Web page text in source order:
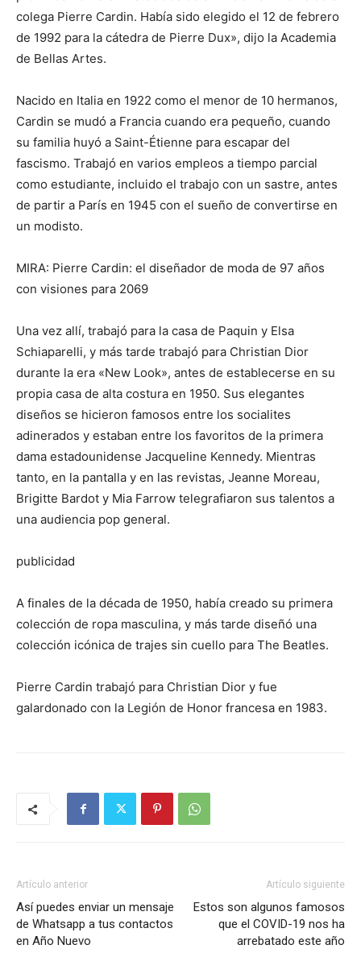
colega Pierre Cardin. Había sido elegido el 12 de febrero
de 1992 para la cátedra de Pierre Dux», dijo la Academia
de Bellas Artes.
Nacido en Italia en 1922 como el menor de 10 hermanos,
Cardin se mudó a Francia cuando era pequeño, cuando
su familia huyó a Saint-Étienne para escapar del
fascismo. Trabajó en varios empleos a tiempo parcial
como estudiante, incluido el trabajo con un sastre, antes
de partir a París en 1945 con el sueño de convertirse en
un modisto.
MIRA: Pierre Cardin: el diseñador de moda de 97 años
con visiones para 2069
Una vez allí, trabajó para la casa de Paquin y Elsa
Schiaparelli, y más tarde trabajó para Christian Dior
durante la era «New Look», antes de establecerse en su
propia casa de alta costura en 1950. Sus elegantes
diseños se hicieron famosos entre los socialites
adinerados y estaban entre los favoritos de la primera
dama estadounidense Jacqueline Kennedy. Mientras
tanto, en la pantalla y en las revistas, Jeanne Moreau,
Brigitte Bardot y Mia Farrow telegrafiaron sus talentos a
una audiencia pop general.
publicidad
A finales de la década de 1950, había creado su primera
colección de ropa masculina, y más tarde diseñó una
colección icónica de trajes sin cuello para The Beatles.
Pierre Cardin trabajó para Christian Dior y fue
galardonado con la Legión de Honor francesa en 1983.
Artículo anterior
Así puedes enviar un mensaje
de Whatsapp a tus contactos
en Año Nuevo
Artículo siguiente
Estos son algunos famosos
que el COVID-19 nos ha
arrebatado este año